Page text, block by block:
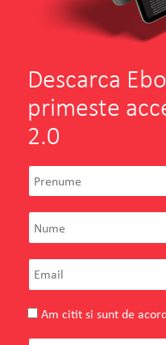
Descarca
primeste
2.0
Am citit si sunt de